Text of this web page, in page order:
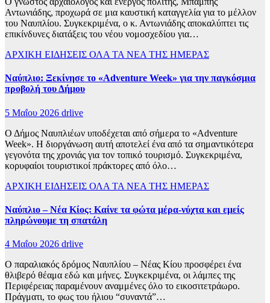
Αντωνιάδης, προχωρά σε μια καυστική καταγγελία για το μέλλον
του Ναυπλίου. Συγκεκριμένα, ο κ. Αντωνιάδης αποκαλύπτει τις
επικίνδυνες διατάξεις του νέου νομοσχεδίου για…
ΑΡΧΙΚΗ ΕΙΔΗΣΕΙΣ ΟΛΑ ΤΑ ΝΕΑ ΤΗΣ ΗΜΕΡΑΣ
Ναύπλιο: Ξεκίνησε το «Adventure Week» για την παγκόσμια
προβολή του Δήμου
5 Μαΐου 2026 drlive
Ο Δήμος Ναυπλιέων υποδέχεται από σήμερα το «Adventure
Week». Η διοργάνωση αυτή αποτελεί ένα από τα σημαντικότερα
γεγονότα της χρονιάς για τον τοπικό τουρισμό. Συγκεκριμένα,
κορυφαίοι τουριστικοί πράκτορες από όλο…
ΑΡΧΙΚΗ ΕΙΔΗΣΕΙΣ ΟΛΑ ΤΑ ΝΕΑ ΤΗΣ ΗΜΕΡΑΣ
Ναύπλιο – Νέα Κίος: Καίνε τα φώτα μέρα-νύχτα και εμείς
πληρώνουμε τη σπατάλη
4 Μαΐου 2026 drlive
Ο παραλιακός δρόμος Ναυπλίου – Νέας Κίου προσφέρει ένα
θλιβερό θέαμα εδώ και μήνες. Συγκεκριμένα, οι λάμπες της
Περιφέρειας παραμένουν αναμμένες όλο το εικοσιτετράωρο.
Πράγματι, το φως του ήλιου “συναντά”…